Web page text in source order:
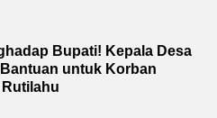
Bupati! Kepala Desa
untuk Korban